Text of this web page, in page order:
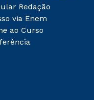
Redação
via Enem
ao Curso